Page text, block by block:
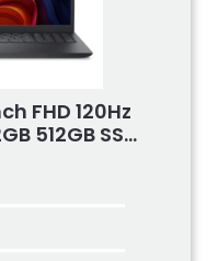
FHD 120Hz
512GB SS...